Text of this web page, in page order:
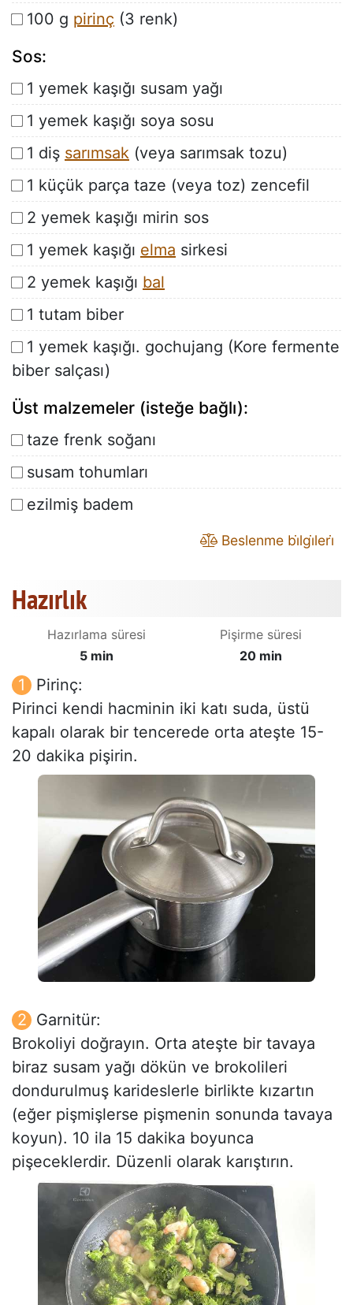
100 g pirinç (3 renk)
Sos:
1 yemek kaşığı susam yağı
1 yemek kaşığı soya sosu
1 diş sarımsak (veya sarımsak tozu)
1 küçük parça taze (veya toz) zencefil
2 yemek kaşığı mirin sos
1 yemek kaşığı elma sirkesi
2 yemek kaşığı bal
1 tutam biber
1 yemek kaşığı. gochujang (Kore fermente
biber salçası)
Üst malzemeler (isteğe bağlı):
taze frenk soğanı
susam tohumları
ezilmiş badem
Beslenme bi̇lgi̇leri̇
Hazırlık
Hazırlama süresi
5 min
Pişirme süresi
20 min
Pirinç:
Pirinci kendi hacminin iki katı suda, üstü
kapalı olarak bir tencerede orta ateşte 15-
20 dakika pişirin.
Garnitür:
Brokoliyi doğrayın. Orta ateşte bir tavaya
biraz susam yağı dökün ve brokolileri
dondurulmuş karideslerle birlikte kızartın
(eğer pişmişlerse pişmenin sonunda tavaya
koyun). 10 ila 15 dakika boyunca
pişeceklerdir. Düzenli olarak karıştırın.